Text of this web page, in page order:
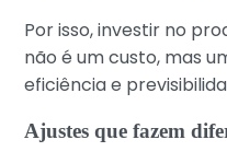
Por isso, investir no
não é um custo, mas
eficiência e
Ajustes que fazem